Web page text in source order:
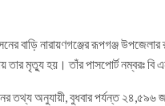
বাড়ি নারায়ণগঞ্জের রূপগঞ্জ
তার মৃত্যু হয়। তাঁর পাসপোর্ট নম্বরঃ
তথ্য অনুযায়ী, বুধবার পর্যন্ত